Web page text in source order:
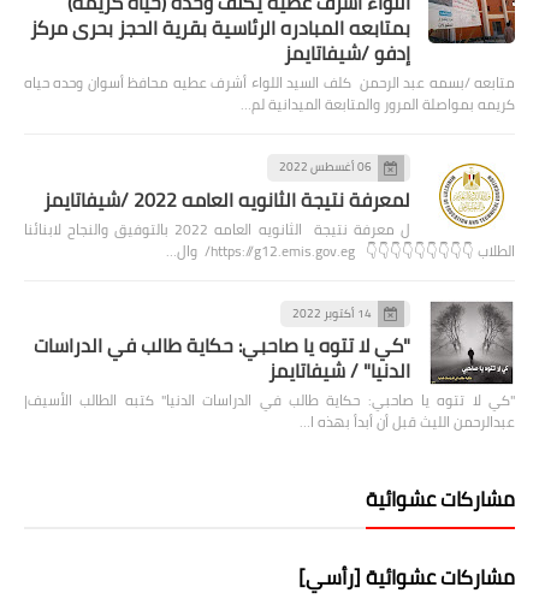
بمتابعه المبادره الرئاسية بقرية الحجز بحرى مركز
إدفو /شيفاتايمز
متابعه /بسمه عبد الرحمن كلف السيد اللواء أشرف عطيه محافظ أسوان وحده حياه
كريمه بمواصلة المرور والمتابعة الميدانية لم…
06 أغسطس 2022
لمعرفة نتيجة الثانويه العامه 2022 /شيفاتايمز
ل معرفة نتيجة الثانويه العامه 2022 بالتوفيق والنجاح لابنائنا
الطلاب 👇👇👇👇👇👇👇👇👇 https://g12.emis.gov.eg/ وال…
14 أكتوبر 2022
"كي لا تتوه يا صاحبي: حكاية طالب في الدراسات
الدنيا" / شيفاتايمز
"كي لا تتوه يا صاحبي: حكاية طالب في الدراسات الدنيا" كتبه الطالب الأسيف|
عبدالرحمن الليث قبل أن أبدأ بهذه ا…
مشاركات عشوائية
مشاركات عشوائية [رأسي]